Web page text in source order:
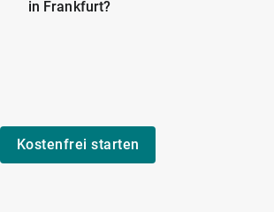
in Frankfurt?
Kostenfrei starten